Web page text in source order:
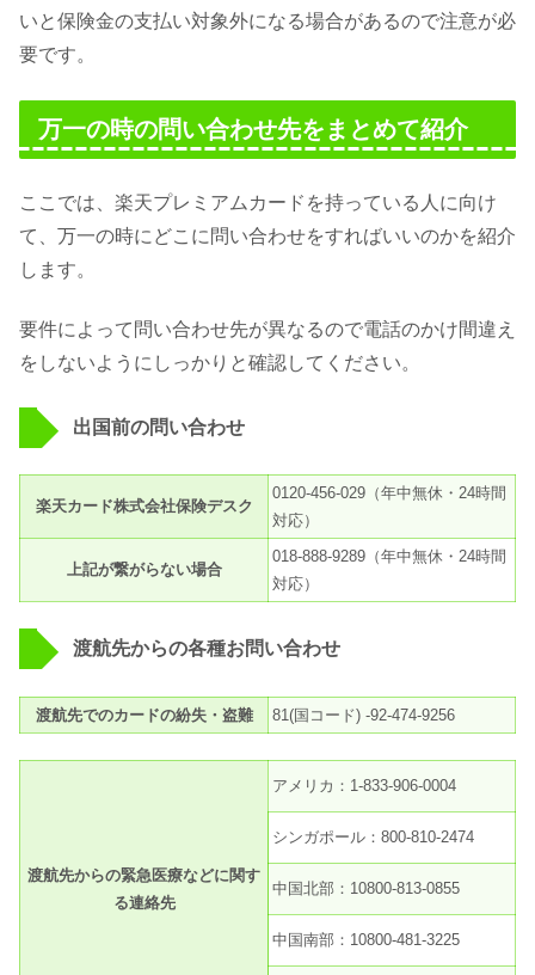
いと保険金の支払い対象外になる場合があるので注意が必
要です。
万一の時の問い合わせ先をまとめて紹介
ここでは、楽天プレミアムカードを持っている人に向け
て、万一の時にどこに問い合わせをすればいいのかを紹介
します。
要件によって問い合わせ先が異なるので電話のかけ間違え
をしないようにしっかりと確認してください。
出国前の問い合わせ
楽天カード株式会社保険デスク
0120-456-029（年中無休・24時間
対応）
上記が繋がらない場合
018-888-9289（年中無休・24時間
対応）
渡航先からの各種お問い合わせ
渡航先でのカードの紛失・盗難 81(国コード) -92-474-9256
渡航先からの緊急医療などに関す
る連絡先
アメリカ：1-833-906-0004
シンガポール：800-810-2474
中国北部：10800-813-0855
中国南部：10800-481-3225